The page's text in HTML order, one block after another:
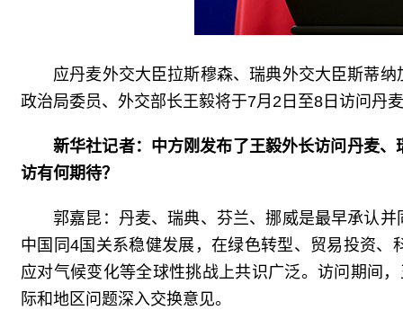
应丹麦外交大臣拉斯穆森、瑞典外交大臣斯蒂
政治局委员、外交部长王毅将于7月2日至8日访问丹
新华社记者：中方刚发布了王毅外长访问丹麦
访有何期待？
郭嘉昆：丹麦、瑞典、芬兰、挪威是最早承认
中国同4国关系稳健发展，在绿色转型、贸易投资
应对气候变化等全球性挑战上共识广泛。访问期间
际和地区问题深入交换意见。